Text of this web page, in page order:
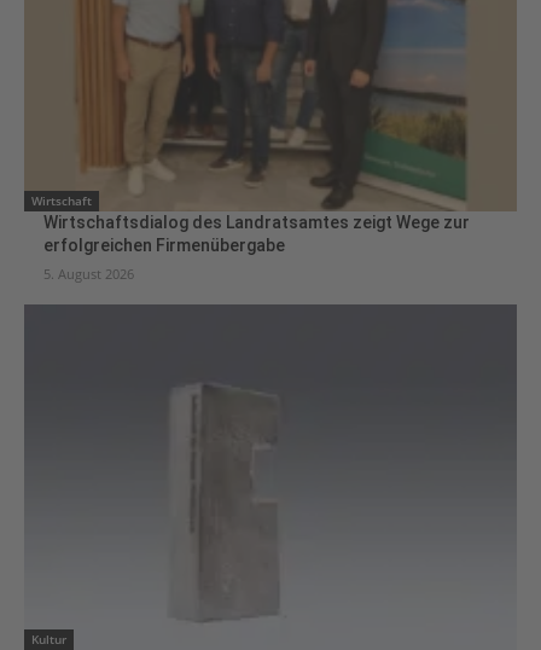
Wirtschaft
Wirtschaftsdialog des Landratsamtes zeigt Wege zur
erfolgreichen Firmenübergabe
5. August 2026
Kultur